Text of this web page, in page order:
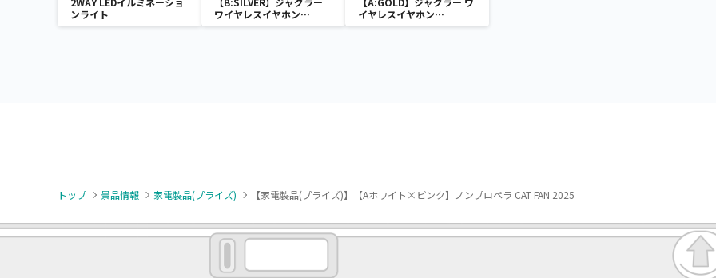
ンライト
ワイヤレスイヤホン
2(GOLD&SILVER)
イヤレスイヤホン
2(GOLD&SILVER)
トップ 景品情報 家電製品(プライズ) 【家電製品(プライズ)】【Aホワイト×ピンク】ノンプロペラ CAT FAN 2025